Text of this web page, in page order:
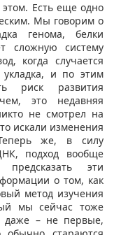
Есть еще одно
Мы говорим о
генома, белки
сложную систему
когда случается
укладка, и по этим
риск развития
это недавняя
не смотрел на
искали изменения
же, в силу
подход вообще
эти
о том, как
метод изучения
мы сейчас тоже
даже – не первые,